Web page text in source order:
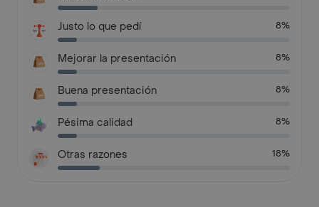
Justo lo que pedí 8%
Mejorar la presentación 8%
Buena presentación 8%
Pésima calidad 8%
Otras razones 18%